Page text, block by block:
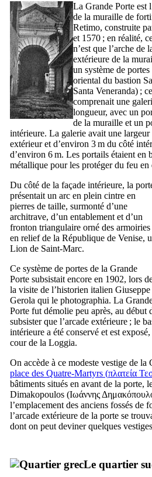
La Grande Porte est
de la muraille de
Retimo, construite
et 1570 ; en réalité,
n’est que l’arche de
extérieure de la
un système de
oriental du bastion
Santa Veneranda) ;
comprenait une
longueur, avec un
de la muraille et un
intérieure. La galerie avait une
extérieur et d’environ 3 m du côté
d’environ 6 m. Les portails étaient en
métallique pour les protéger du feu en
Du côté de la façade intérieure, la
présentait un arc en plein cintre en
pierres de taille, surmonté d’une
architrave, d’un entablement et d’un
fronton triangulaire orné des armoiries
en relief de la République de Venise,
Lion de Saint-Marc.
Ce système de portes de la Grande
Porte subsistait encore en 1902, lors
la visite de l’historien italien Giuseppe
Gerola qui le photographia. La
Porte fut démolie peu après, au début
subsister que l’arcade extérieure ; le
intérieure a été conservé et est
cour de la Loggia.
On accède à ce modeste vestige de la
place des Quatre-Martyrs (πλατεία
bâtiments situés en avant de la porte,
Dimakopoulos (Ιωάννης
l’emplacement des anciens fossés de
l’arcade extérieure de la porte se
dont on peut deviner quelques
Le quartier